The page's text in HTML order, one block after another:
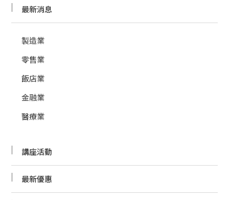
最新消息
製造業
零售業
飯店業
金融業
醫療業
講座活動
最新優惠